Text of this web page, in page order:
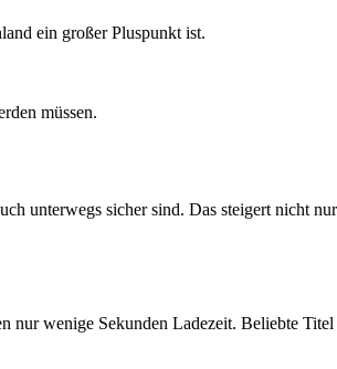
ein großer Pluspunkt ist.
müssen.
unterwegs sicher sind. Das steigert nicht
nur wenige Sekunden Ladezeit. Beliebte